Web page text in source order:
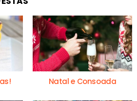
Natal e Consoada